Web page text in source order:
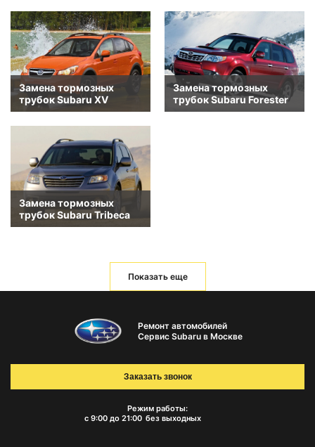
Замена тормозных
трубок Subaru XV
Замена тормозных
трубок Subaru Forester
Замена тормозных
трубок Subaru Tribeca
Показать еще
Ремонт автомобилей
Сервис Subaru в Москве
Режим работы:
с 9:00 до 21:00 без выходных
Заказать звонок